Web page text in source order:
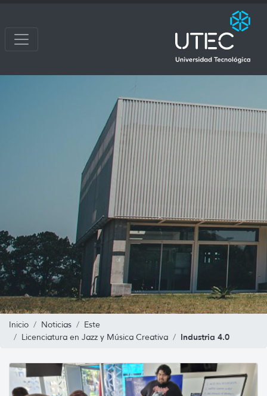
Inicio Noticias
Este
Licenciatura en Jazz y Música Creativa
Industria 4.0